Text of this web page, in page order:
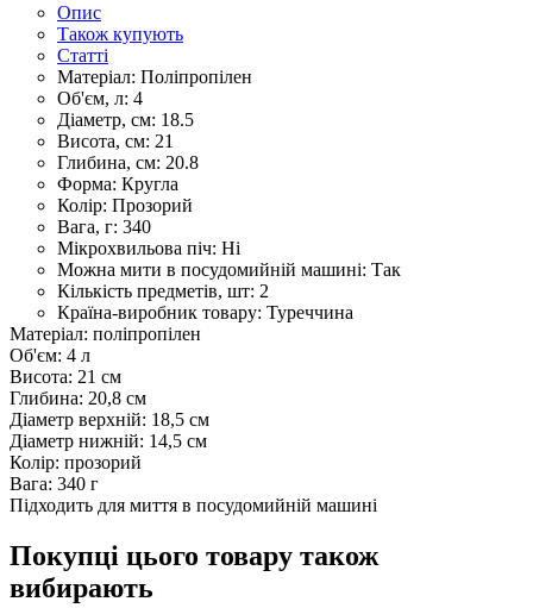
Опис
Також купують
Статті
Матеріал: Поліпропілен
Об'єм, л: 4
Діаметр, см: 18.5
Висота, см: 21
Глибина, см: 20.8
Форма: Кругла
Колір: Прозорий
Вага, г: 340
Мікрохвильова піч: Ні
Можна мити в посудомийній машині: Так
Кількість предметів, шт: 2
Країна-виробник товару: Туреччина
Матеріал: поліпропілен
Об'єм: 4 л
Висота: 21 см
Глибина: 20,8 см
Діаметр верхній: 18,5 см
Діаметр нижній: 14,5 см
Колір: прозорий
Вага: 340 г
Підходить для миття в посудомийній машині
Покупці цього товару також
вибирають